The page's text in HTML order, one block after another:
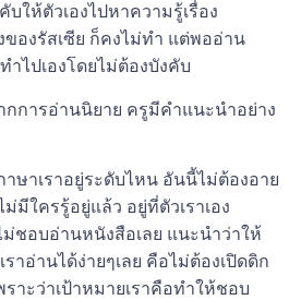
ให้ตัวเองไปหาความรู้เรื่อง
ของรัสเซีย ก็คงไม่ทำ แต่พออ่าน
ำไปเองโดยไม่ต้องบังคับ
กการอ่านนิยาย ครูมีคำแนะนำอย่าง
ษาเราอยู่ระดับไหน อันนี้ไม่ต้องอาย
ม่มีใครรู้อยู่แล้ว อยู่ที่ตัวเราเอง
ม่ชอบอ่านหนังสือเลย แนะนำว่าให้
ราอ่านได้ง่ายๆเลย คือไม่ต้องเปิดดิก
ราะว่าเป้าหมายเราคือทำให้ชอบ